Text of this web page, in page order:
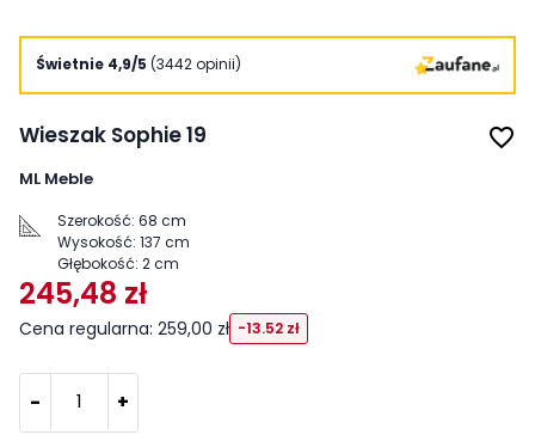
Świetnie 4,9/5 (3442 opinii)
Wieszak Sophie 19 favorite_border
ML Meble
Szerokość: 68 cm
Wysokość: 137 cm
Głębokość: 2 cm
245,48 zł
Cena regularna: 259,00 zł -13.52 zł
- +